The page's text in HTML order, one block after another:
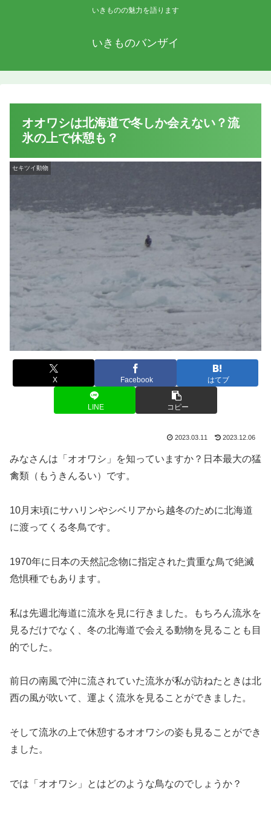
いきものの魅力を語ります
いきものバンザイ
オオワシは北海道で冬しか会えない？流
氷の上で休憩も？
セキツイ動物
X Facebook はてブ
LINE コピー
2023.03.11 2023.12.06
みなさんは「オオワシ」を知っていますか？日本最大の猛
禽類（もうきんるい）です。
10月末頃にサハリンやシベリアから越冬のために北海道
に渡ってくる冬鳥です。
1970年に日本の天然記念物に指定された貴重な鳥で絶滅
危惧種でもあります。
私は先週北海道に流氷を見に行きました。もちろん流氷を
見るだけでなく、冬の北海道で会える動物を見ることも目
的でした。
前日の南風で沖に流されていた流氷が私が訪ねたときは北
西の風が吹いて、運よく流氷を見ることができました。
そして流氷の上で休憩するオオワシの姿も見ることができ
ました。
では「オオワシ」とはどのような鳥なのでしょうか？